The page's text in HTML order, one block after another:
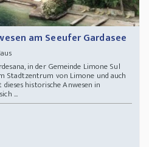
am Seeufer Gardasee
in der Gemeinde Limone Sul
Stadtzentrum von Limone und auch
historische Anwesen in
...